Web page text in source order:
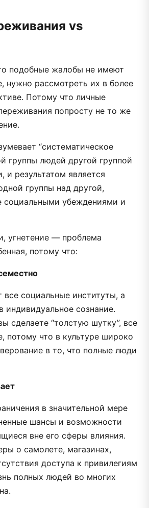
vs
подобные жалобы не имеют
нужно рассмотреть их в более
Потому что личные
попросту не то же
“систематическое
группы людей другой группой
и результатом является
группы над другой,
социальными убеждениями и
угнетение — проблема
потому что:
все социальные институты, а
индивидуальное сознание.
сделаете “толстую шутку”, все
потому что в культуре широко
в то, что полные люди
в значительной мере
шансы и возможности
вне его сферы влияния.
о самолете, магазинах,
доступа к привилегиям
полных людей во многих